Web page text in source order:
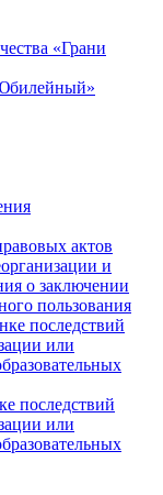
«Грани
актов
и
о заключении
пользования
последствий
или
последствий
или